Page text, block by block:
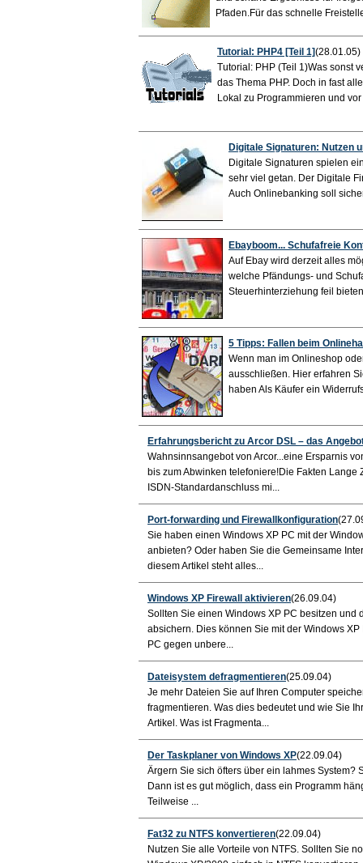
Pfaden.Für das schnelle
Tutorial: PHP4 [Teil 1](28.01.05)
Tutorial: PHP (Teil 1)Was sonst
das Thema PHP. Doch in fast
Lokal zu Programmieren und
Digitale Signaturen: Nutzen
Digitale Signaturen spielen
sehr viel getan. Der Digitale
Auch Onlinebanking soll
Ebayboom... Schufafreie
Auf Ebay wird derzeit alles
welche Pfändungs- und
Steuerhinterziehung feil
5 Tipps: Fallen beim
Wenn man im Onlineshop
ausschließen. Hier erfahren
haben Als Käufer ein
Erfahrungsbericht zu Arcor DSL – das
Wahnsinnsangebot von Arcor...eine Ersparnis
bis zum Abwinken telefoniere!Die Fakten
ISDN-Standardanschluss mi...
Port-forwarding und Firewallkonfiguration
Sie haben einen Windows XP PC mit der
anbieten? Oder haben Sie die Gemeinsame
diesem Artikel steht alles...
Windows XP Firewall aktivieren(26.09.04)
Sollten Sie einen Windows XP PC besitzen
absichern. Dies können Sie mit der Windows
PC gegen unbere...
Dateisystem defragmentieren(25.09.04)
Je mehr Dateien Sie auf Ihren Computer
fragmentieren. Was dies bedeutet und wie Sie
Artikel. Was ist Fragmenta...
Der Taskplaner von Windows XP(22.09.04)
Ärgern Sie sich öfters über ein lahmes
Dann ist es gut möglich, dass ein Programm
Teilweise ...
Fat32 zu NTFS konvertieren(22.09.04)
Nutzen Sie alle Vorteile von NTFS. Sollten Sie